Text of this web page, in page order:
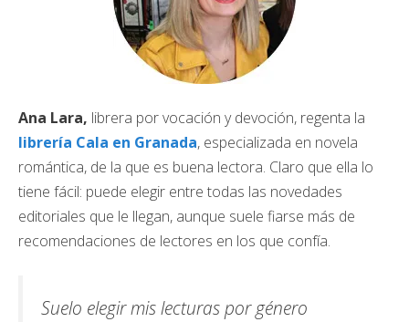
Ana Lara, librera por vocación y devoción, regenta la
librería Cala en Granada, especializada en novela
romántica, de la que es buena lectora. Claro que ella lo
tiene fácil: puede elegir entre todas las novedades
editoriales que le llegan, aunque suele fiarse más de
recomendaciones de lectores en los que confía.
Suelo elegir mis lecturas por género